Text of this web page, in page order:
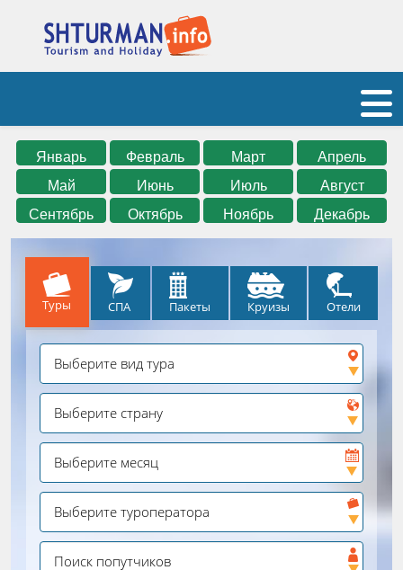
Январь Февраль Март
Апрель
Май
Июнь Июль
Август
Сентябрь
Октябрь Ноябрь Декабрь
Туры СПА Пакеты Круизы Отели